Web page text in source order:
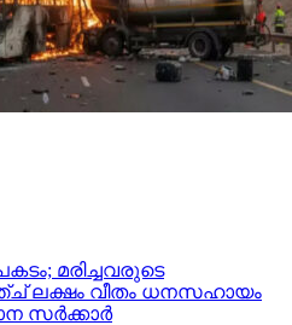
മരിച്ചവരുടെ
ലക്ഷം വീതം ധനസഹായം
സര്‍ക്കാര്‍